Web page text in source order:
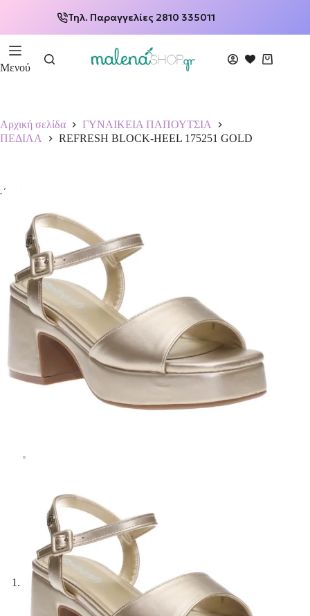
Τηλ. Παραγγελίες 2810 335011
Μενού
Αρχική σελίδα
ΓΥΝΑΙΚΕΙΑ ΠΑΠΟΥΤΣΙΑ
ΠΕΔΙΛΑ
REFRESH BLOCK-HEEL 175251 GOLD
-20%